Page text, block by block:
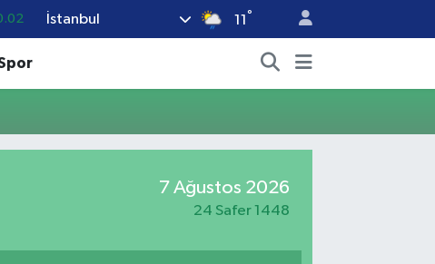
%0
İstanbul 11 °
7 Ağustos 2026
24 Safer 1448